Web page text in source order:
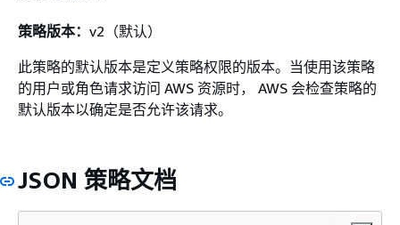
策略版本： v2（默认）
此策略的默认版本是定义策略权限的版本。当使用该策略
的用户或角色请求访问 AWS 资源时， AWS 会检查策略的
默认版本以确定是否允许该请求。
JSON 策略文档